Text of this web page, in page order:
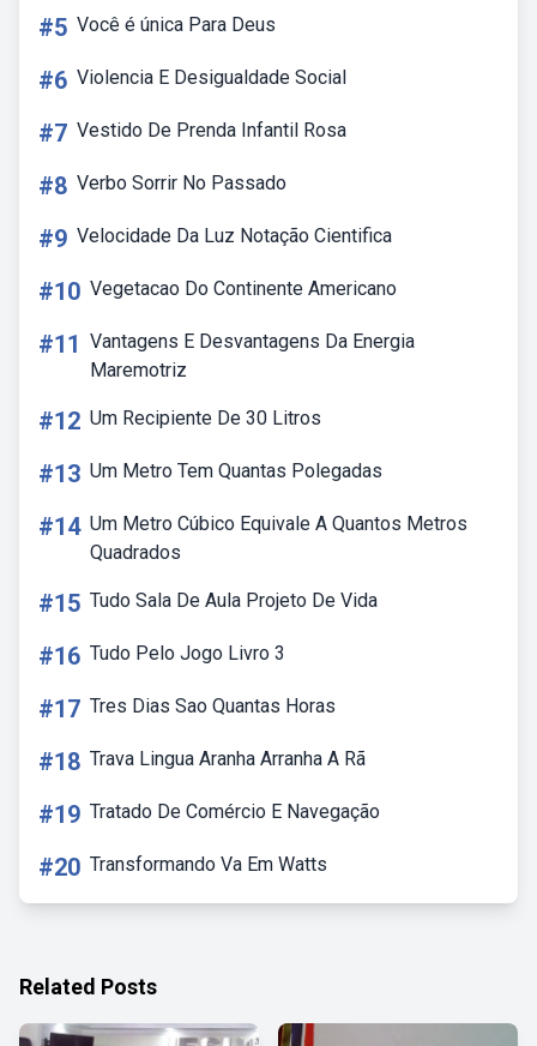
#5 Você é única Para Deus
#6 Violencia E Desigualdade Social
#7 Vestido De Prenda Infantil Rosa
#8 Verbo Sorrir No Passado
#9 Velocidade Da Luz Notação Cientifica
#10 Vegetacao Do Continente Americano
#11 Vantagens E Desvantagens Da Energia
Maremotriz
#12 Um Recipiente De 30 Litros
#13 Um Metro Tem Quantas Polegadas
#14 Um Metro Cúbico Equivale A Quantos Metros
Quadrados
#15 Tudo Sala De Aula Projeto De Vida
#16 Tudo Pelo Jogo Livro 3
#17 Tres Dias Sao Quantas Horas
#18 Trava Lingua Aranha Arranha A Rã
#19 Tratado De Comércio E Navegação
#20 Transformando Va Em Watts
Related Posts